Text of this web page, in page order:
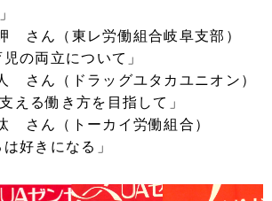
さん（東レ労働組合岐阜支部）
の両立について」
さん（ドラッグユタカユニオン）
える働き方を目指して」
汰 さん（トーカイ労働組合）
好きになる」